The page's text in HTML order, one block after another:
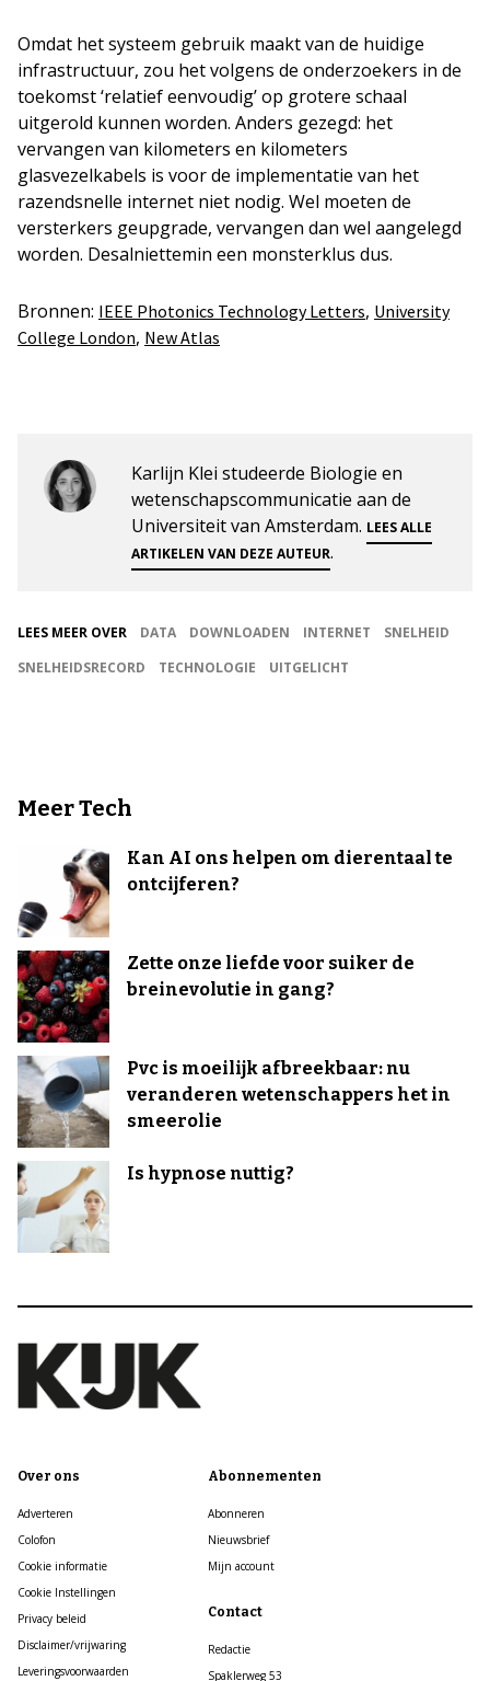
Omdat het systeem gebruik maakt van de huidige
infrastructuur, zou het volgens de onderzoekers in de
toekomst ‘relatief eenvoudig’ op grotere schaal
uitgerold kunnen worden. Anders gezegd: het
vervangen van kilometers en kilometers
glasvezelkabels is voor de implementatie van het
razendsnelle internet niet nodig. Wel moeten de
versterkers geupgrade, vervangen dan wel aangelegd
worden. Desalniettemin een monsterklus dus.
Bronnen: IEEE Photonics Technology Letters, University
College London, New Atlas
Karlijn Klei studeerde Biologie en
wetenschapscommunicatie aan de
Universiteit van Amsterdam. LEES ALLE
ARTIKELEN VAN DEZE AUTEUR.
LEES MEER OVER DATA DOWNLOADEN INTERNET
SNELHEID
SNELHEIDSRECORD
TECHNOLOGIE UITGELICHT
Meer Tech
Kan AI ons helpen om dierentaal te
ontcijferen?
Zette onze liefde voor suiker de
breinevolutie in gang?
Pvc is moeilijk afbreekbaar: nu
veranderen wetenschappers het in
smeerolie
Is hypnose nuttig?
Over ons
Adverteren
Colofon
Cookie informatie
Cookie Instellingen
Privacy beleid
Disclaimer/vrijwaring
Leveringsvoorwaarden
Abonnementen
Abonneren
Nieuwsbrief
Mijn account
Contact
Redactie
Spaklerweg 53